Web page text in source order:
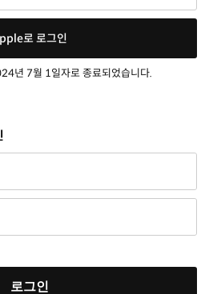
로 로그인
년 7월 1일자로 종료되었습니다.
로그인